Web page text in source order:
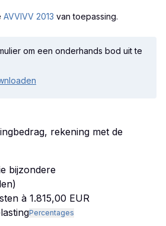
AVVIVV 2013 van toepassing.
om een onderhands bod uit te
rekening met de
bijzondere
à 1.815,00 EUR
Percentages